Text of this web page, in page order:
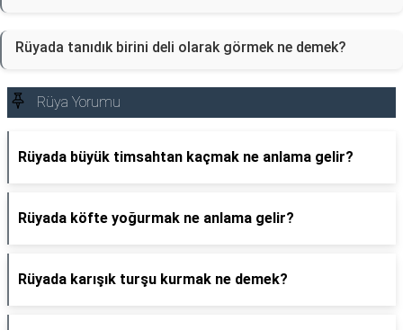
Rüyada tanıdık birini deli olarak görmek ne demek?
Rüya Yorumu
Rüyada büyük timsahtan kaçmak ne anlama gelir?
Rüyada köfte yoğurmak ne anlama gelir?
Rüyada karışık turşu kurmak ne demek?